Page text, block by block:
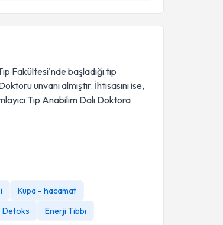
Fakültesi'nde başladığı tıp
unvanı almıştır. İhtisasını ise,
Tıp Anabilim Dalı Doktora
Kupa - hacamat
Detoks
Enerji Tıbbı